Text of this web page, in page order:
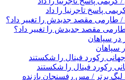
پاسخ تاجرنیا را داد
طارمی مقصد جدیدش را تغییر داد؟
سپاهان
رکورد فینال را شکستند